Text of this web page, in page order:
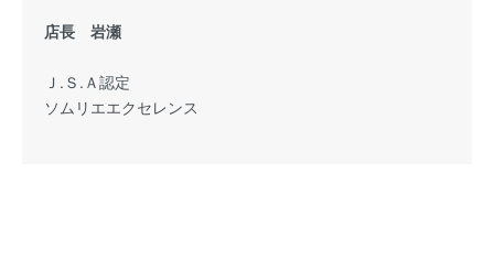
店長 岩瀬
Ｊ.Ｓ.Ａ認定
ソムリエエクセレンス